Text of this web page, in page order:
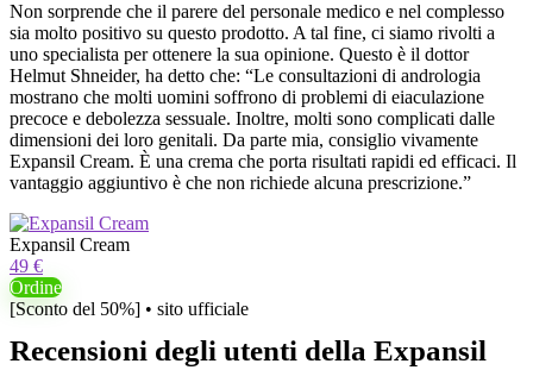
Non sorprende che il parere del personale medico e nel complesso
sia molto positivo su questo prodotto. A tal fine, ci siamo rivolti a
uno specialista per ottenere la sua opinione. Questo è il dottor
Helmut Shneider, ha detto che: “Le consultazioni di andrologia
mostrano che molti uomini soffrono di problemi di eiaculazione
precoce e debolezza sessuale. Inoltre, molti sono complicati dalle
dimensioni dei loro genitali. Da parte mia, consiglio vivamente
Expansil Cream. È una crema che porta risultati rapidi ed efficaci. Il
vantaggio aggiuntivo è che non richiede alcuna prescrizione.”
Expansil Cream
49 €
Ordine
[Sconto del 50%] • sito ufficiale
Recensioni degli utenti della Expansil